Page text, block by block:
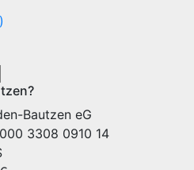
Bautzen eG
3308 0910 14